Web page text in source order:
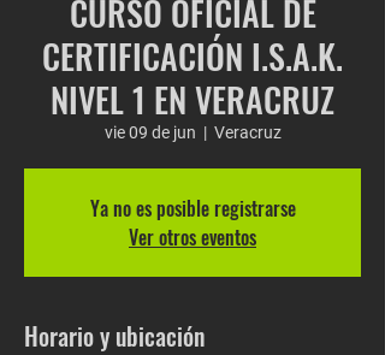
CURSO OFICIAL DE
CERTIFICACIÓN I.S.A.K.
NIVEL 1 EN VERACRUZ
vie 09 de jun
  |
Veracruz
Ya no es posible registrarse
Ver otros eventos
Horario y ubicación